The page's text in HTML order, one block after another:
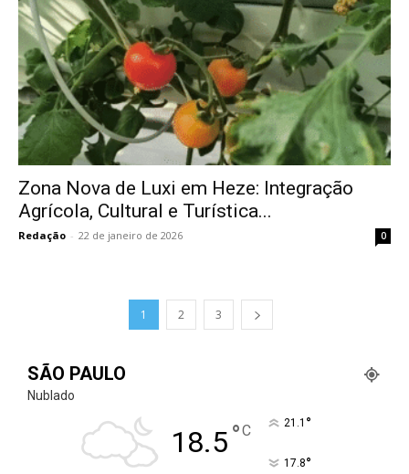
Zona Nova de Luxi em Heze: Integração
Agrícola, Cultural e Turística...
Redação - 22 de janeiro de 2026 0
1 2 3
SÃO PAULO
Nublado
18.5°C 21.1 °
17.8°